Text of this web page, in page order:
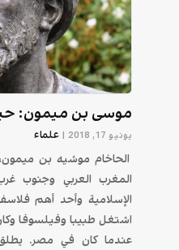
موسى بن ميمون:
يونيو 17, 2018 | علماء
الحاخام موشيه بن
المغرب العربي وجنوب
الإسلامية وأحد أهم
اشتغل طبيبا وفيلسوفا
عندما كان في مصر. يطلق